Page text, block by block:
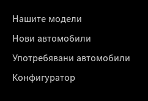
Нашите модели
Нови автомобили
Употребявани автомобили
Конфигуратор